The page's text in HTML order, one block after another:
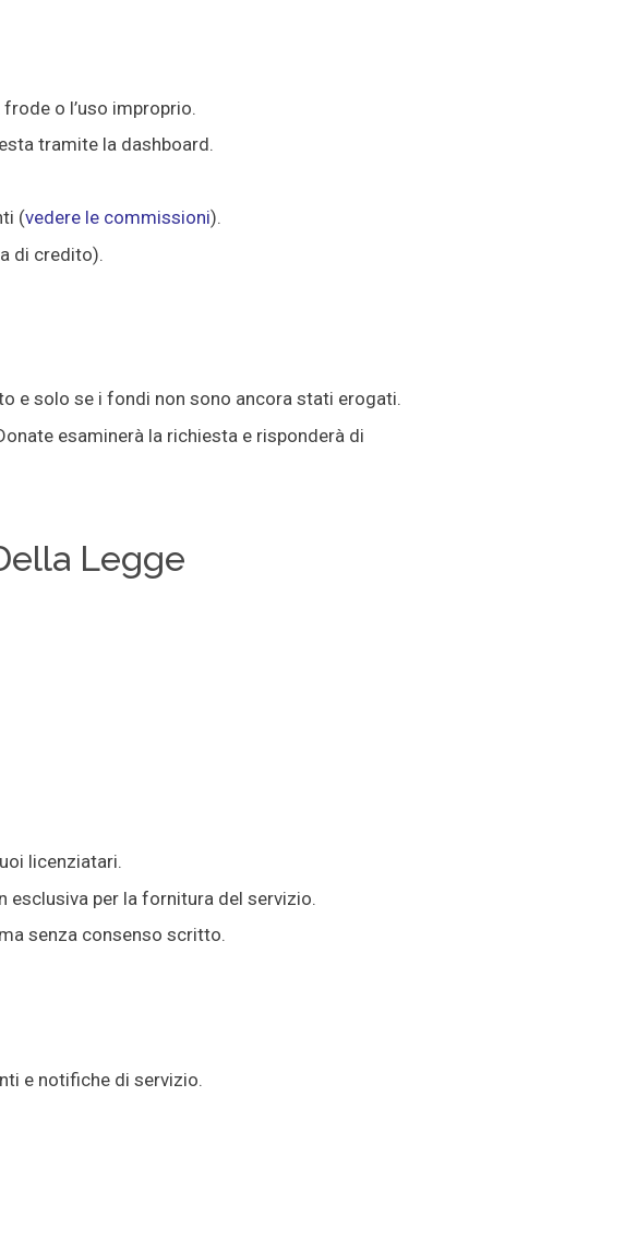
o l’uso improprio.
tramite la dashboard.
(vedere le commissioni).
di credito).
e solo se i fondi non sono ancora stati erogati.
esaminerà la richiesta e risponderà di
Legge
licenziatari.
esclusiva per la fornitura del servizio.
senza consenso scritto.
e notifiche di servizio.